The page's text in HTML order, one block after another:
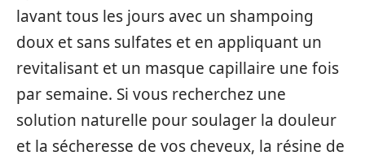
lavant tous les jours avec un shampoing
doux et sans sulfates et en appliquant un
revitalisant et un masque capillaire une fois
par semaine. Si vous recherchez une
solution naturelle pour soulager la douleur
et la sécheresse de vos cheveux, la résine de